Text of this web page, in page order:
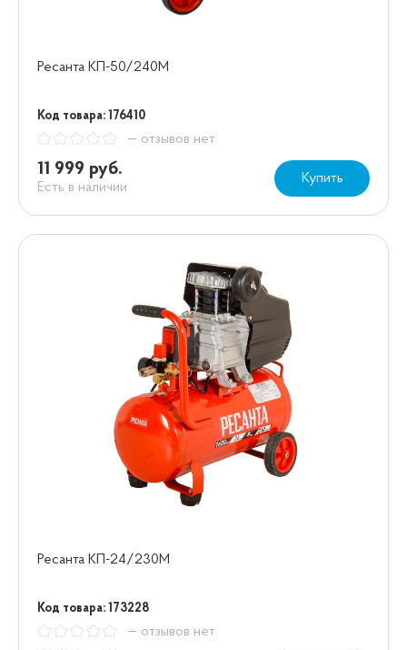
Ресанта КП-50/240М
Код товара: 176410
— отзывов нет
11 999 руб.
Есть в наличии
Купить
Ресанта КП-24/230М
Код товара: 173228
— отзывов нет